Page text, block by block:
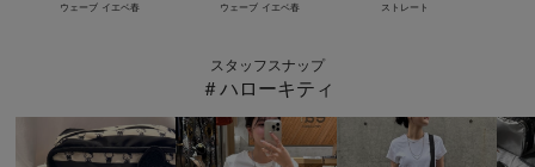
ウェーブ イエベ春
ウェーブ イエベ春
ストレート
スタッフスナップ
＃ハローキティ